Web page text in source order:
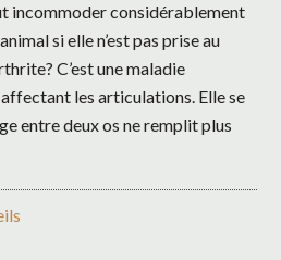
incommoder considérablement
si elle n’est pas prise au
C’est une maladie
les articulations. Elle se
entre deux os ne remplit plus